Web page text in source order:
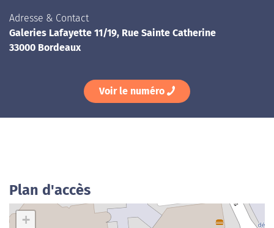
Adresse & Contact
Galeries Lafayette 11/19, Rue Sainte Catherine
33000 Bordeaux
Voir le numéro
Plan d'accès
+